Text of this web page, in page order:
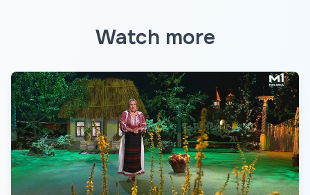
Watch more